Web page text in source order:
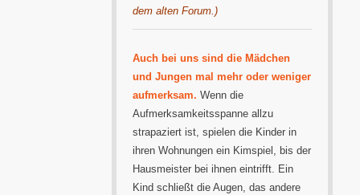
dem alten Forum.)
Auch bei uns sind die Mädchen
und Jungen mal mehr oder weniger
aufmerksam. Wenn die
Aufmerksamkeitsspanne allzu
strapaziert ist, spielen die Kinder in
ihren Wohnungen ein Kimspiel, bis der
Hausmeister bei ihnen eintrifft. Ein
Kind schließt die Augen, das andere